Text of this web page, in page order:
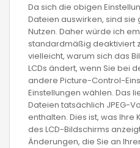
Da sich die obigen
Dateien auswirken, sind sie
Nutzen. Daher würde ich
standardmäßig deaktiviert
vielleicht, warum sich das
LCDs ändert, wenn Sie bei
andere Picture-Control-
Einstellungen wählen. Das
Dateien tatsächlich JPEG-
enthalten. Dies ist, was Ihre
des LCD-Bildschirms
Änderungen, die Sie an